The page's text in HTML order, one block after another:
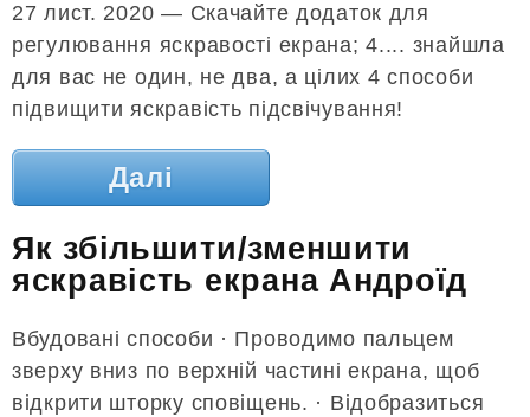
27 лист. 2020 — Скачайте додаток для
регулювання яскравості екрана; 4.... знайшла
для вас не один, не два, а цілих 4 способи
підвищити яскравість підсвічування!
Далі
Як збільшити/зменшити
яскравість екрана Андроїд
Вбудовані способи · Проводимо пальцем
зверху вниз по верхній частині екрана, щоб
відкрити шторку сповіщень. · Відобразиться